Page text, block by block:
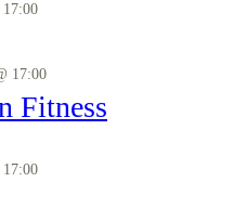
17:00
17:00
Fitness
17:00